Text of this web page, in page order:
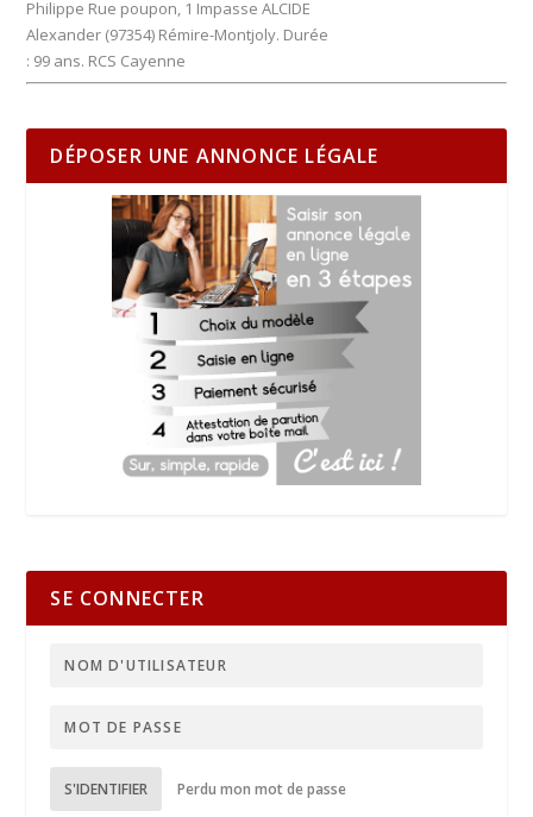
Philippe Rue poupon, 1 Impasse ALCIDE
Alexander (97354) Rémire-Montjoly. Durée
: 99 ans. RCS Cayenne
DÉPOSER UNE ANNONCE LÉGALE
SE CONNECTER
S'IDENTIFIER Perdu mon mot de passe